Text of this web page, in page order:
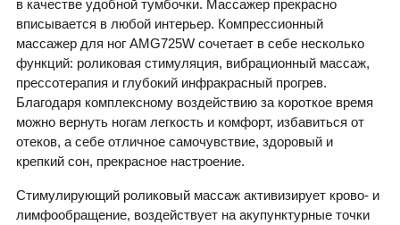
в качестве удобной тумбочки. Массажер прекрасно
вписывается в любой интерьер. Компрессионный
массажер для ног AMG725W сочетает в себе несколько
функций: роликовая стимуляция, вибрационный массаж,
прессотерапия и глубокий инфракрасный прогрев.
Благодаря комплексному воздействию за короткое время
можно вернуть ногам легкость и комфорт, избавиться от
отеков, а себе отличное самочувствие, здоровый и
крепкий сон, прекрасное настроение.
Стимулирующий роликовый массаж активизирует крово- и
лимфообращение, воздействует на акупунктурные точки